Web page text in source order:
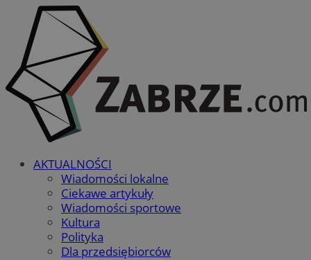
AKTUALNOŚCI
Wiadomości lokalne
Ciekawe artykuły
Wiadomości sportowe
Kultura
Polityka
Dla przedsiębiorców